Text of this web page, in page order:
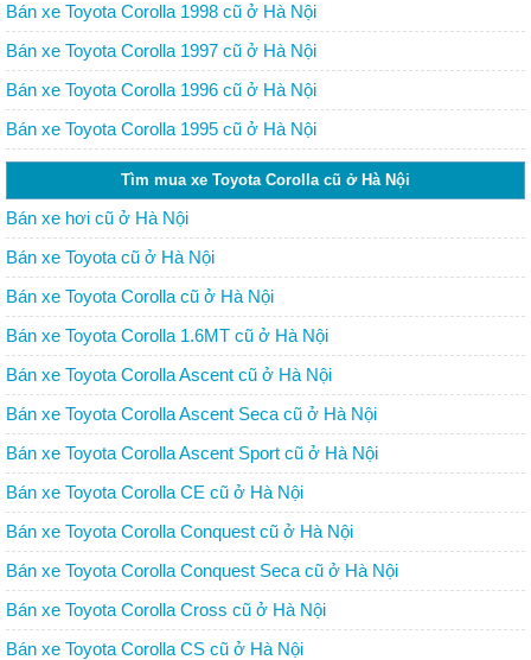
Bán xe Toyota Corolla 1998 cũ ở Hà Nội
Bán xe Toyota Corolla 1997 cũ ở Hà Nội
Bán xe Toyota Corolla 1996 cũ ở Hà Nội
Bán xe Toyota Corolla 1995 cũ ở Hà Nội
Tìm mua xe Toyota Corolla cũ ở Hà Nội
Bán xe hơi cũ ở Hà Nội
Bán xe Toyota cũ ở Hà Nội
Bán xe Toyota Corolla cũ ở Hà Nội
Bán xe Toyota Corolla 1.6MT cũ ở Hà Nội
Bán xe Toyota Corolla Ascent cũ ở Hà Nội
Bán xe Toyota Corolla Ascent Seca cũ ở Hà Nội
Bán xe Toyota Corolla Ascent Sport cũ ở Hà Nội
Bán xe Toyota Corolla CE cũ ở Hà Nội
Bán xe Toyota Corolla Conquest cũ ở Hà Nội
Bán xe Toyota Corolla Conquest Seca cũ ở Hà Nội
Bán xe Toyota Corolla Cross cũ ở Hà Nội
Bán xe Toyota Corolla CS cũ ở Hà Nội